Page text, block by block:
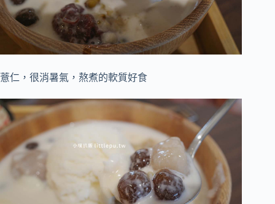
薏仁，很消暑氣，熬煮的軟質好食